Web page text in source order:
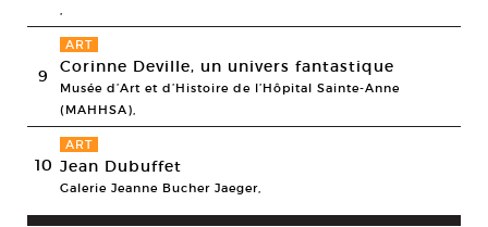
,
9
ART
Corinne Deville, un univers fantastique
Musée d’Art et d’Histoire de l’Hôpital Sainte-Anne
(MAHHSA),
10
ART
Jean Dubuffet
Galerie Jeanne Bucher Jaeger,